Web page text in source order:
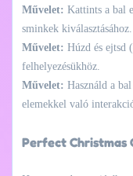
Művelet: Kattints a bal
sminkek kiválasztásához.
Művelet: Húzd és ejtsd
felhelyezésükhöz.
Művelet: Használd a
elemekkel való
Perfect Christmas